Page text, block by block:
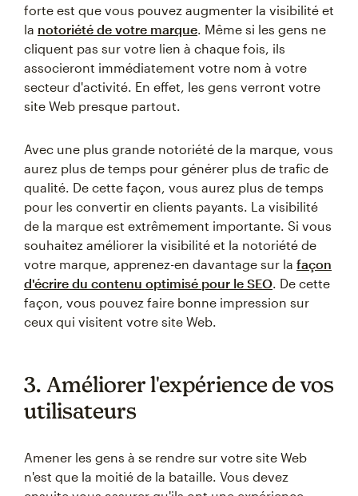
forte est que vous pouvez augmenter la visibilité et
la notoriété de votre marque. Même si les gens ne
cliquent pas sur votre lien à chaque fois, ils
associeront immédiatement votre nom à votre
secteur d'activité. En effet, les gens verront votre
site Web presque partout.
Avec une plus grande notoriété de la marque, vous
aurez plus de temps pour générer plus de trafic de
qualité. De cette façon, vous aurez plus de temps
pour les convertir en clients payants. La visibilité
de la marque est extrêmement importante. Si vous
souhaitez améliorer la visibilité et la notoriété de
votre marque, apprenez-en davantage sur la façon
d'écrire du contenu optimisé pour le SEO. De cette
façon, vous pouvez faire bonne impression sur
ceux qui visitent votre site Web.
3. Améliorer l'expérience de vos
utilisateurs
Amener les gens à se rendre sur votre site Web
n'est que la moitié de la bataille. Vous devez